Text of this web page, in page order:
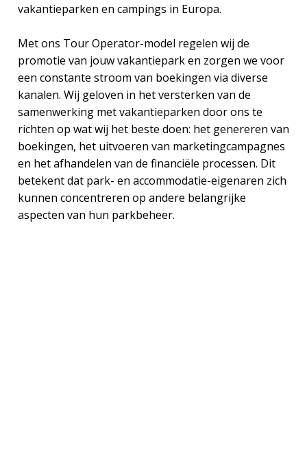
vakantieparken en campings in Europa.
Met ons Tour Operator-model regelen wij de
promotie van jouw vakantiepark en zorgen we voor
een constante stroom van boekingen via diverse
kanalen. Wij geloven in het versterken van de
samenwerking met vakantieparken door ons te
richten op wat wij het beste doen: het genereren van
boekingen, het uitvoeren van marketingcampagnes
en het afhandelen van de financiële processen. Dit
betekent dat park- en accommodatie-eigenaren zich
kunnen concentreren op andere belangrijke
aspecten van hun parkbeheer.